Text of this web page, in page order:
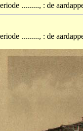
........., : de
........., : de